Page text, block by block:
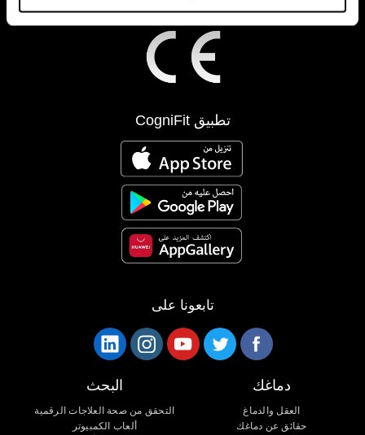
تطبيق CogniFit
تابعونا على
دماغك
العقل والدماغ
حقائق عن دماغك
البحث
التحقق من صحة العلاجات الرقمية
ألعاب الكمبيوتر